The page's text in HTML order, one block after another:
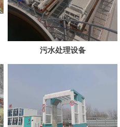
污水处理设备